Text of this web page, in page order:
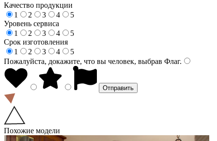
Качество продукции
1
2 3 4
5
Уровень сервиса
1
2 3 4
5
Срок изготовления
1
2 3 4
5
Пожалуйста, докажите, что вы человек, выбрав Флаг.
Похожие модели